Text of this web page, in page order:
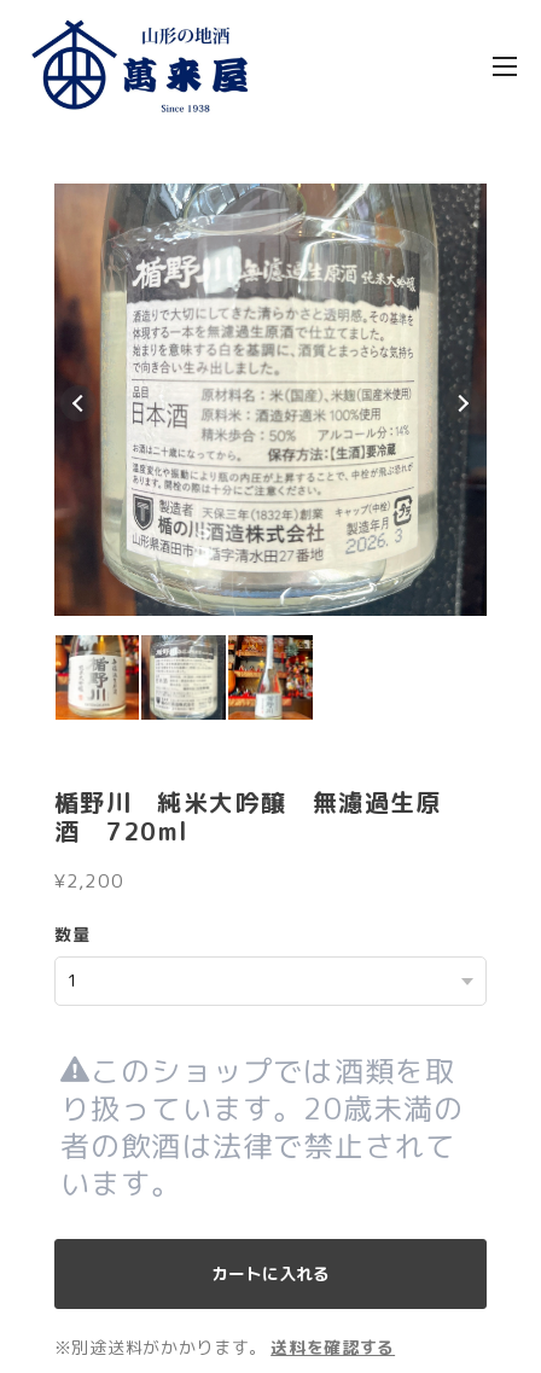
楯野川 純米大吟醸 無濾過生原
酒 720ml
¥2,200
数量
このショップでは酒類を取
り扱っています。20歳未満の
者の飲酒は法律で禁止されて
います。
カートに入れる
※別途送料がかかります。 送料を確認する